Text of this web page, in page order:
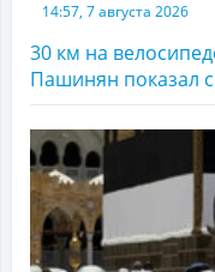
14:57, 7 августа 2026
30 км на
Пашинян показал